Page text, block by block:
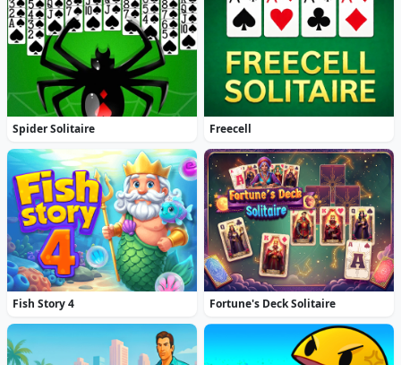
Spider Solitaire Freecell
Fish Story 4 Fortune's Deck Solitaire